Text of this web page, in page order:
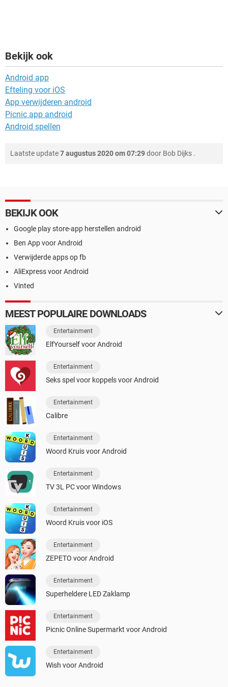
Bekijk ook
Android app
Efteling voor iOS
App verwijderen android
Picnic app android
Android spellen
Laatste update7 augustus 2020 om 07:29door Bob Dijks .
BEKIJK OOK
Google play store-app herstellen android
Ben App voor Android
Verwijderde apps op fb
AliExpress voor Android
Vinted
MEEST POPULAIRE DOWNLOADS
Entertainment
ElfYourself voor Android
Entertainment
Seks spel voor koppels voor Android
Entertainment
Calibre
Entertainment
Woord Kruis voor Android
Entertainment
TV 3L PC voor Windows
Entertainment
Woord Kruis voor iOS
Entertainment
ZEPETO voor Android
Entertainment
Superheldere LED Zaklamp
Entertainment
Picnic Online Supermarkt voor Android
Entertainment
Wish voor Android